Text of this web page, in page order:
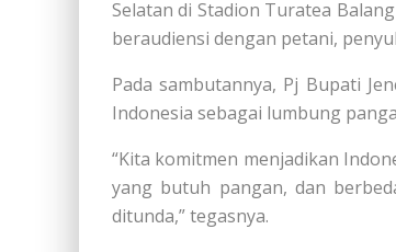
Selatan di Stadion Turatea
beraudiensi dengan petani,
Pada sambutannya, Pj Bupati
Indonesia sebagai lumbung
“Kita komitmen menjadikan
yang butuh pangan, dan
ditunda,” tegasnya.